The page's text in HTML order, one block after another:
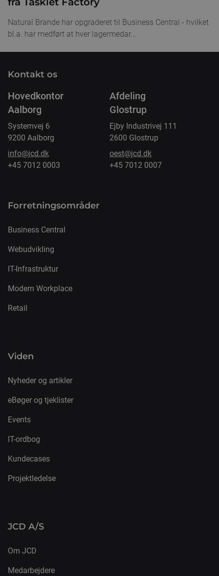
Natural Brande har opgraderet til Business Central - hvilket
bl.a. har medført at hver lagermedar...
Kontakt os
Hovedkontor
Aalborg
Systemvej 6
9200 Aalborg
info@jcd.dk
+45 7012 0003
Afdeling
Glostrup
Ejby Industrivej 111
2600 Glostrup
oest@jcd.dk
+45 7012 0007
Forretnings­områder
Business Central
Webudvikling
IT-Infrastruktur
Modern Workplace
Retail
Viden
Nyheder og artikler
eBøger og tjeklister
Events
IT-ordbog
Kundecases
Projektledelse
JCD A/S
Om JCD
Medarbejdere